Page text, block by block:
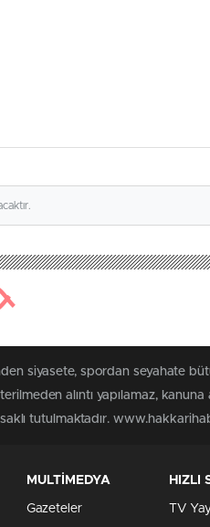
siyasete, spordan seyahate
alıntı yapılamaz, kanuna
tutulmaktadır.
MULTİMEDYA
Gazeteler
HIZLI
TV